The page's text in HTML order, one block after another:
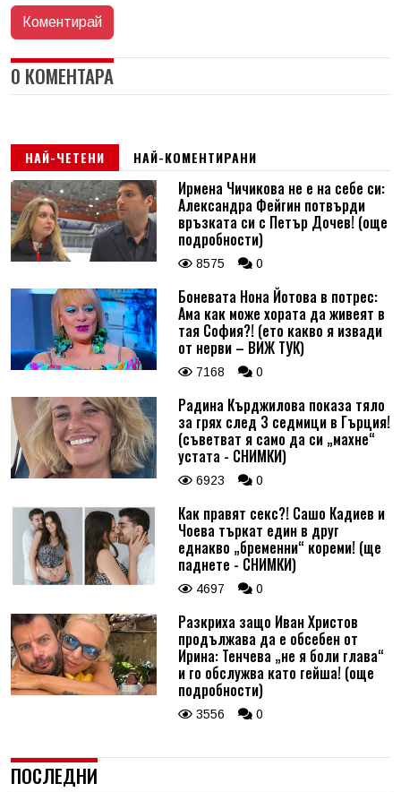
0 КОМЕНТАРА
НАЙ-ЧЕТЕНИ НАЙ-КОМЕНТИРАНИ
Ирмена Чичикова не е на себе си:
Александра Фейгин потвърди
връзката си с Петър Дочев! (още
подробности)
8575 0
Боневата Нона Йотова в потрес:
Ама как може хората да живеят в
тая София?! (ето какво я извади
от нерви – ВИЖ ТУК)
7168 0
Радина Кърджилова показа тяло
за грях след 3 седмици в Гърция!
(съветват я само да си „махне“
устата - СНИМКИ)
6923 0
Как правят секс?! Сашо Кадиев и
Чоева търкат един в друг
еднакво „бременни“ кореми! (ще
паднете - СНИМКИ)
4697 0
Разкриха защо Иван Христов
продължава да е обсебен от
Ирина: Тенчева „не я боли глава“
и го обслужва като гейша! (още
подробности)
3556 0
ПОСЛЕДНИ